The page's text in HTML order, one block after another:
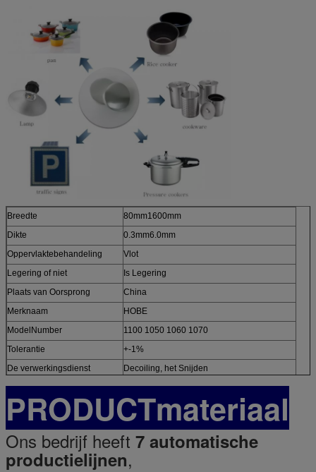
Breedte
80mm1600mm
Dikte
0.3mm6.0mm
Oppervlaktebehandeling
Vlot
Legering of niet
Is Legering
Plaats van Oorsprong
China
Merknaam
HOBE
ModelNumber
1100 1050 1060 1070
Tolerantie
+-1%
De verwerkingsdienst
Decoiling, het Snijden
PRODUCTmateriaal
Ons bedrijf heeft 7 automatische
productielijnen,